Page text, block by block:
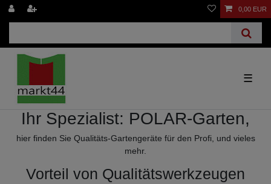
0,00 EUR
☰
Ihr Spezialist: POLAR-Garten,
hier finden Sie Qualitäts-Gartengeräte für den Profi, und vieles
mehr.
Vorteil von Qualitätswerkzeugen